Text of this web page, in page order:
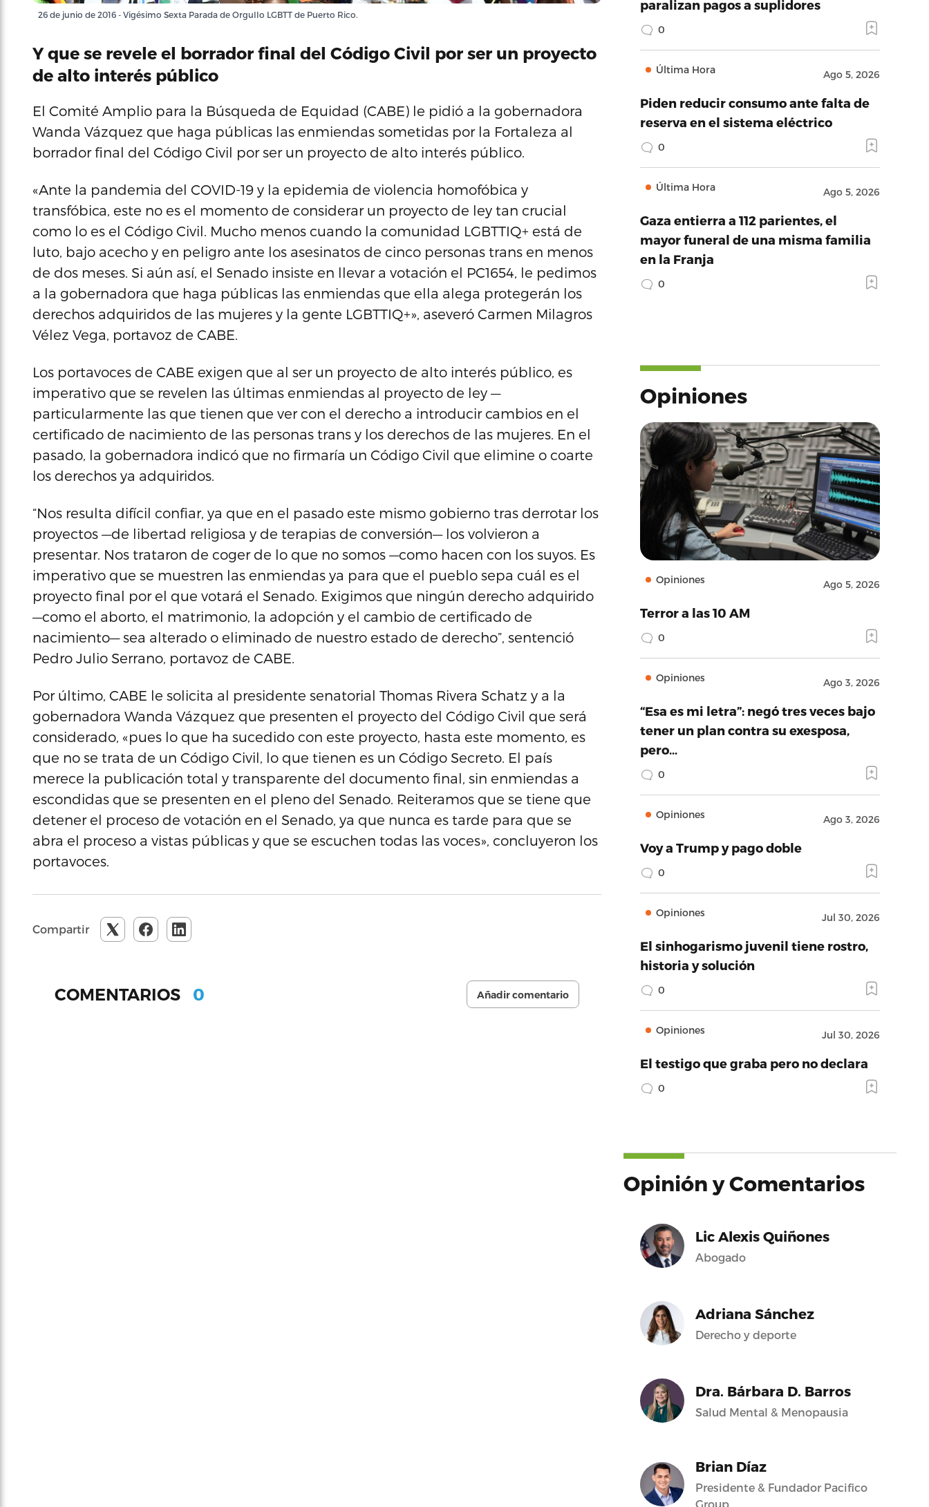
26 de junio de 2016 - Vigésimo Sexta Parada de Orgullo LGBTT de Puerto Rico.
Y que se revele el borrador final del Código Civil por ser un proyecto
de alto interés público
El Comité Amplio para la Búsqueda de Equidad (CABE) le pidió a la gobernadora
Wanda Vázquez que haga públicas las enmiendas sometidas por la Fortaleza al
borrador final del Código Civil por ser un proyecto de alto interés público.
«Ante la pandemia del COVID-19 y la epidemia de violencia homofóbica y
transfóbica, este no es el momento de considerar un proyecto de ley tan crucial
como lo es el Código Civil. Mucho menos cuando la comunidad LGBTTIQ+ está de
luto, bajo acecho y en peligro ante los asesinatos de cinco personas trans en menos
de dos meses. Si aún así, el Senado insiste en llevar a votación el PC1654, le pedimos
a la gobernadora que haga públicas las enmiendas que ella alega protegerán los
derechos adquiridos de las mujeres y la gente LGBTTIQ+», aseveró Carmen Milagros
Vélez Vega, portavoz de CABE.
Los portavoces de CABE exigen que al ser un proyecto de alto interés público, es
imperativo que se revelen las últimas enmiendas al proyecto de ley —
particularmente las que tienen que ver con el derecho a introducir cambios en el
certificado de nacimiento de las personas trans y los derechos de las mujeres. En el
pasado, la gobernadora indicó que no firmaría un Código Civil que elimine o coarte
los derechos ya adquiridos.
“Nos resulta difícil confiar, ya que en el pasado este mismo gobierno tras derrotar los
proyectos —de libertad religiosa y de terapias de conversión— los volvieron a
presentar. Nos trataron de coger de lo que no somos —como hacen con los suyos. Es
imperativo que se muestren las enmiendas ya para que el pueblo sepa cuál es el
proyecto final por el que votará el Senado. Exigimos que ningún derecho adquirido
—como el aborto, el matrimonio, la adopción y el cambio de certificado de
nacimiento— sea alterado o eliminado de nuestro estado de derecho”, sentenció
Pedro Julio Serrano, portavoz de CABE.
Por último, CABE le solicita al presidente senatorial Thomas Rivera Schatz y a la
gobernadora Wanda Vázquez que presenten el proyecto del Código Civil que será
considerado, «pues lo que ha sucedido con este proyecto, hasta este momento, es
que no se trata de un Código Civil, lo que tienen es un Código Secreto. El país
merece la publicación total y transparente del documento final, sin enmiendas a
escondidas que se presenten en el pleno del Senado. Reiteramos que se tiene que
detener el proceso de votación en el Senado, ya que nunca es tarde para que se
abra el proceso a vistas públicas y que se escuchen todas las voces», concluyeron los
portavoces.
Compartir
COMENTARIOS 0 Añadir comentario
paralizan pagos a suplidores
0
Última Hora Ago 5, 2026
Piden reducir consumo ante falta de
reserva en el sistema eléctrico
0
Última Hora Ago 5, 2026
Gaza entierra a 112 parientes, el
mayor funeral de una misma familia
en la Franja
0
Opiniones
Opiniones Ago 5, 2026
Terror a las 10 AM
0
Opiniones Ago 3, 2026
“Esa es mi letra”: negó tres veces bajo
tener un plan contra su exesposa,
pero…
0
Opiniones Ago 3, 2026
Voy a Trump y pago doble
0
Opiniones Jul 30, 2026
El sinhogarismo juvenil tiene rostro,
historia y solución
0
Opiniones Jul 30, 2026
El testigo que graba pero no declara
0
Opinión y Comentarios
Lic Alexis Quiñones
Abogado
Adriana Sánchez
Derecho y deporte
Dra. Bárbara D. Barros
Salud Mental & Menopausia
Brian Díaz
Presidente & Fundador Pacifico
Group